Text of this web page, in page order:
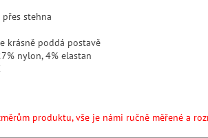
stehna
krásně poddá postavě
nylon, 4% elastan
produktu, vše je námi ručně měřené a